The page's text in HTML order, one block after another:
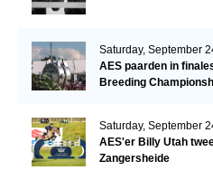
Saturday, September
AES paarden in
Breeding
Saturday, September
AES'er Billy Utah
Zangersheide